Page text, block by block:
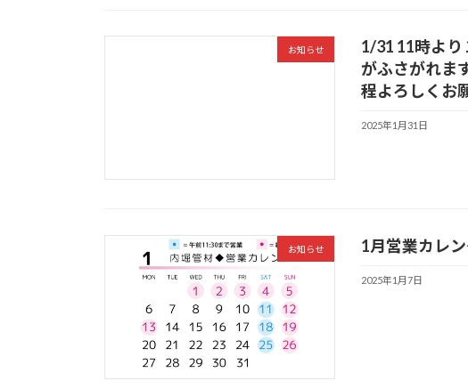
お知らせ
1/31 11時よ
がふさがれま
程よろしくお
2025年1月31日
お知らせ 1月営業カレ
2025年1月7日